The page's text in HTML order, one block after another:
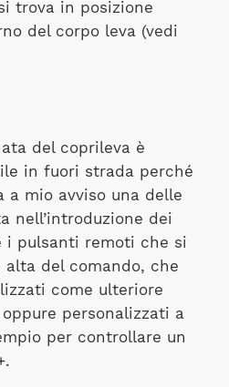
trova in posizione
del corpo leva (vedi
del coprileva è
in fuori strada perché
a mio avviso una delle
nell’introduzione dei
i pulsanti remoti che si
del comando, che
come ulteriore
personalizzati a
per controllare un